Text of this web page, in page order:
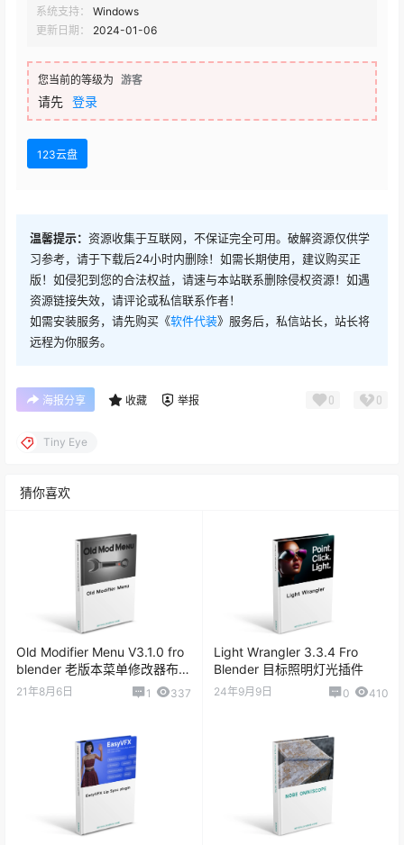
系统支持：
Windows
更新日期：
2024-01-06
您当前的等级为 游客
请先 登录
123云盘
温馨提示： 资源收集于互联网，不保证完全可用。破解资源仅供学
习参考，请于下载后24小时内删除！如需长期使用，建议购买正
版！如侵犯到您的合法权益，请速与本站联系删除侵权资源！如遇
资源链接失效，请评论或私信联系作者！
如需安装服务，请先购买《软件代装》服务后，私信站长，站长将
远程为你服务。
海报分享 收藏 举报 0 0
Tiny Eye
猜你喜欢
Old Modifier Menu V3.1.0 fro
blender 老版本菜单修改器布局
插件
21年8月6日 1 337
Light Wrangler 3.3.4 Fro
Blender 目标照明灯光插件
24年9月9日 0 410